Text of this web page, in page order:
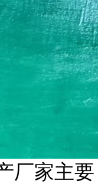
厂家主要